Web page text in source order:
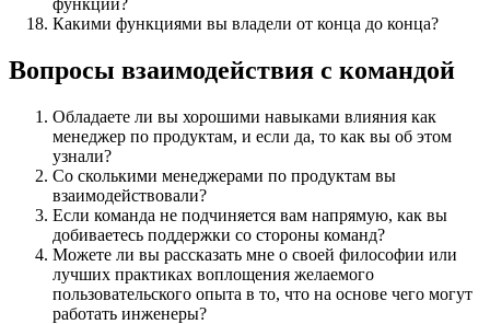
Какими функциями вы владели от конца до конца?
Вопросы взаимодействия с командой
Обладаете ли вы хорошими навыками влияния как
менеджер по продуктам, и если да, то как вы об этом
узнали?
Со сколькими менеджерами по продуктам вы
взаимодействовали?
Если команда не подчиняется вам напрямую, как вы
добиваетесь поддержки со стороны команд?
Можете ли вы рассказать мне о своей философии или
лучших практиках воплощения желаемого
пользовательского опыта в то, что на основе чего могут
работать инженеры?